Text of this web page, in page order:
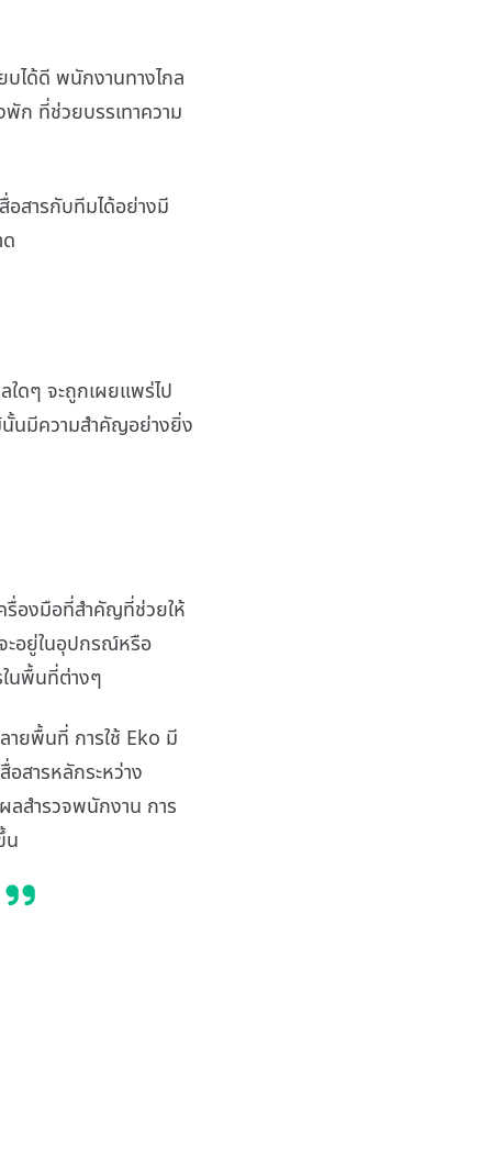
บได้ดี พนักงานทางไกล
ก ที่ช่วยบรรเทาความ
อสารกับทีมได้อย่างมี
ดๆ จะถูกเผยแพร่ไป
นมีความสำคัญอย่างยิ่ง
รื่องมือที่สำคัญที่ช่วยให้
ะอยู่ในอุปกรณ์หรือ
นพื้นที่ต่างๆ
ายพื้นที่ การใช้ Eko มี
สารหลักระหว่าง
ลสำรวจพนักงาน การ
น